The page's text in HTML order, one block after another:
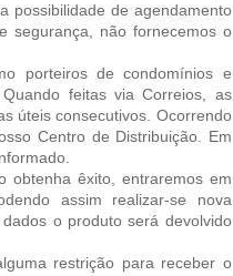
possibilidade de agendamento
segurança, não fornecemos o
porteiros de condomínios e
feitas via Correios, as
úteis consecutivos. Ocorrendo
Centro de Distribuição. Em
obtenha êxito, entraremos em
assim realizar-se nova
o produto será devolvido
restrição para receber o